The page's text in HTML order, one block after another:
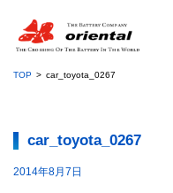
TOP car_toyota_0267
car_toyota_0267
2014年8月7日